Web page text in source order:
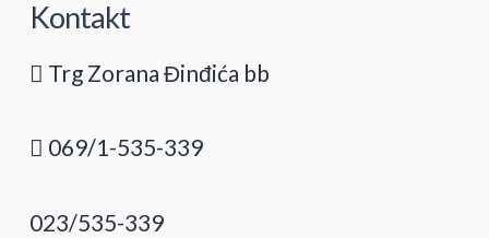
Kontakt
Trg Zorana Đinđića bb
069/1-535-339
023/535-339